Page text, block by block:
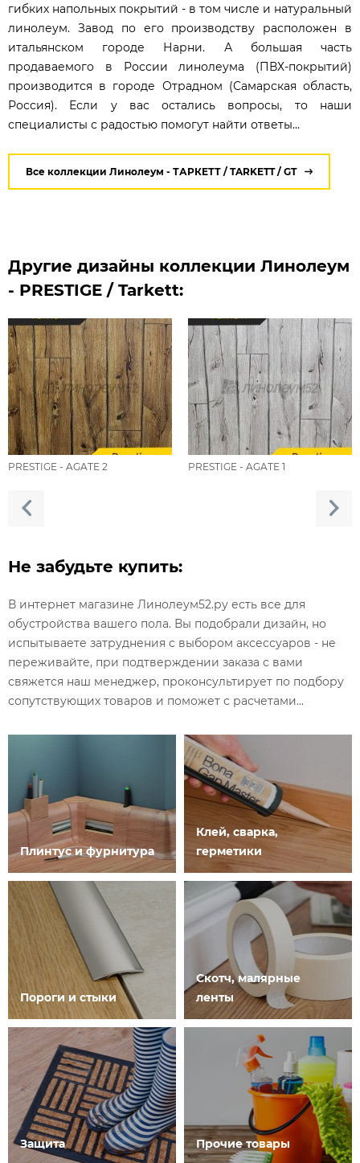
гибких напольных покрытий - в том числе и натуральный
линолеум. Завод по его производству расположен в
итальянском городе Нарни. А большая часть
продаваемого в России линолеума (ПВХ-покрытий)
производится в городе Отрадном (Самарская область,
Россия). Если у вас остались вопросы, то наши
специалисты с радостью помогут найти ответы...
Все коллекции Линолеум - ТАРКЕТТ / TARKETT / GT
Другие дизайны коллекции Линолеум
- PRESTIGE / Tarkett:
PRESTIGE - AGATE 2 PRESTIGE - AGATE 1
Не забудьте купить:
В интернет магазине Линолеум52.ру есть все для
обустройства вашего пола. Вы подобрали дизайн, но
испытываете затруднения с выбором аксессуаров - не
переживайте, при подтверждении заказа с вами
свяжется наш менеджер, проконсультирует по подбору
сопутствующих товаров и поможет с расчетами...
Плинтус и фурнитура
Клей, сварка,
герметики
Пороги и стыки
Скотч, малярные
ленты
Защита Прочие товары